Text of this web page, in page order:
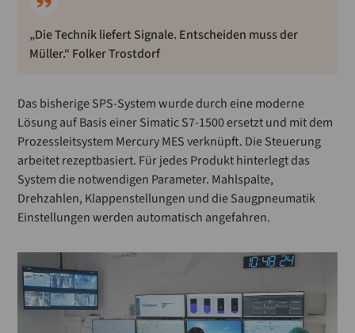
„Die Technik liefert Signale. Entscheiden muss der
Müller.“ Folker Trostdorf
Das bisherige SPS-System wurde durch eine moderne
Lösung auf Basis einer Simatic S7-1500 ersetzt und mit dem
Prozessleitsystem Mercury MES verknüpft. Die Steuerung
arbeitet rezeptbasiert. Für jedes Produkt hinterlegt das
System die notwendigen Parameter. Mahlspalte,
Drehzahlen, Klappenstellungen und die Saugpneumatik
Einstellungen werden automatisch angefahren.